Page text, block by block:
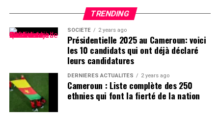
TRENDING
SOCIÉTÉ 2 years ago
Présidentielle 2025 au Cameroun: voici
les 10 candidats qui ont déjà déclaré
leurs candidatures
DERNIÈRES ACTUALITÉS 2 years ago
Cameroun : Liste complète des 250
ethnies qui font la fierté de la nation